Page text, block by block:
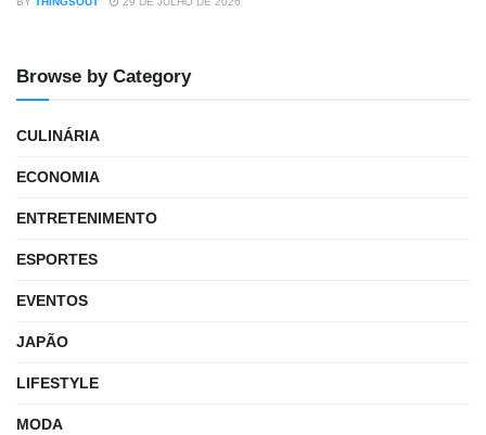
Browse by Category
CULINÁRIA
ECONOMIA
ENTRETENIMENTO
ESPORTES
EVENTOS
JAPÃO
LIFESTYLE
MODA